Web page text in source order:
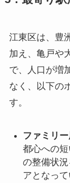
江東区は、豊
加え、亀戸や
で、人口が増
なく、以下の
す。
ファミリ
都心への
の整備状
アとなっ